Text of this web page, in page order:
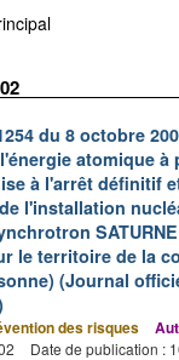
du 8 octobre
atomique à
à l'arrêt définitif
l'installation
le territoire de la
(Journal
des risques
Date de publication :